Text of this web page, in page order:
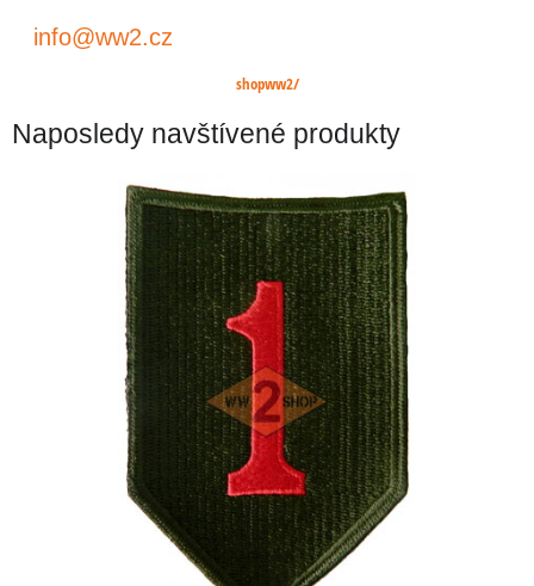
info@ww2.cz
shopww2/
Naposledy navštívené produkty